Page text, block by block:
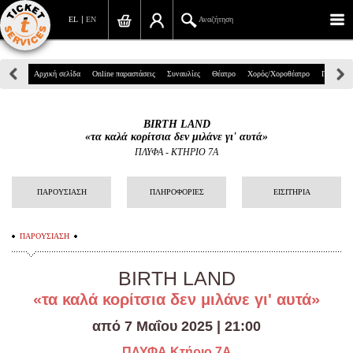
EN
EL Αναζήτηση
Πανεπιστημίου 39, Αθήνα
info@ticketservices.gr
Σύνδεση/Εγγραφή
Προσωπικά Δεδομένα
Πληροφορίες
Αρχική σελίδα Online παραστάσεις Συναυλίες Θέατρο Χορός/Χοροθέατρο Παιδικά
BIRTH LAND
«τα καλά κορίτσια δεν μιλάνε γι' αυτά»
ΠΛΥΦΑ- ΚΤΗΡΙΟ 7Α
ΠΑΡΟΥΣΙΑΣΗ ΠΛΗΡΟΦΟΡΙΕΣ ΕΙΣΙΤΗΡΙΑ
ΠΑΡΟΥΣΙΑΣΗ
BIRTH LAND
«τα καλά κορίτσια δεν μιλάνε γι' αυτά»
από 7 Μαΐου 2025 | 21:00